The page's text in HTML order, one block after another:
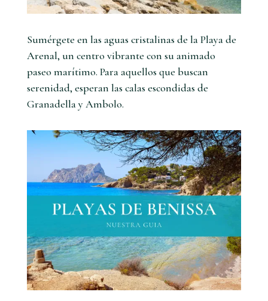
Sumérgete en las aguas cristalinas de la Playa de
Arenal, un centro vibrante con su animado
paseo marítimo. Para aquellos que buscan
serenidad, esperan las calas escondidas de
Granadella y Ambolo.